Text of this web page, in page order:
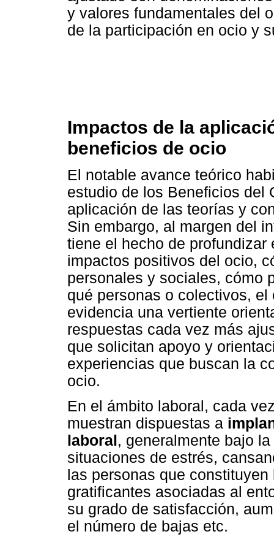
y valores fundamentales del
de la participación en ocio y
Impactos de la
beneficios de ocio
El notable avance teórico
estudio de los Beneficios del
aplicación de las teorías y
Sin embargo, al margen del
tiene el hecho de
impactos positivos del ocio,
personales y sociales, cómo
qué personas o colectivos,
evidencia una vertiente
respuestas cada vez más
que solicitan apoyo y
experiencias que buscan la
ocio.
En el ámbito laboral, cada
muestran dispuestas a
laboral , generalmente bajo
situaciones de estrés,
las personas que
gratificantes asociadas al
su grado de satisfacción,
el número de bajas etc.